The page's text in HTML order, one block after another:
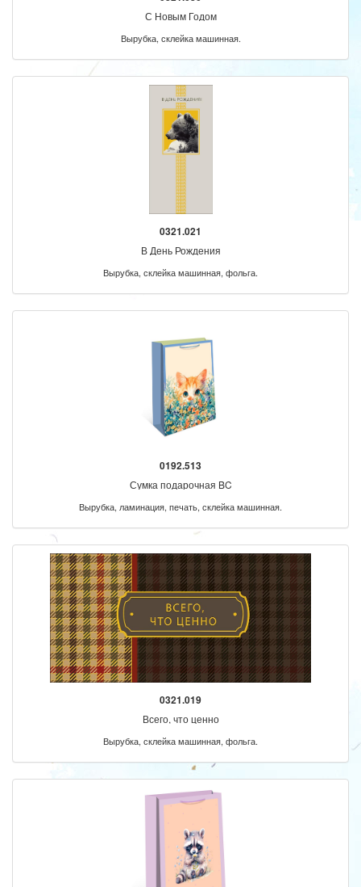
С Новым Годом
Вырубка, склейка машинная.
0321.021
В День Рождения
Вырубка, склейка машинная, фольга.
0192.513
Сумка подарочная BC
Вырубка, ламинация, печать, склейка машинная.
0321.019
Всего, что ценно
Вырубка, склейка машинная, фольга.